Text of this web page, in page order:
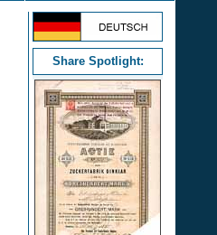
Share Spotlight: